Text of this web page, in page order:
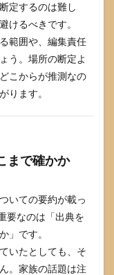
定するのは難し
けるべきです。
範囲や、編集責任
う。場所の断定よ
こからが推測なの
ります。
まで確かか
いての要約が載っ
要なのは「出典を
」です。
いたとしても、そ
。家族の話題は注